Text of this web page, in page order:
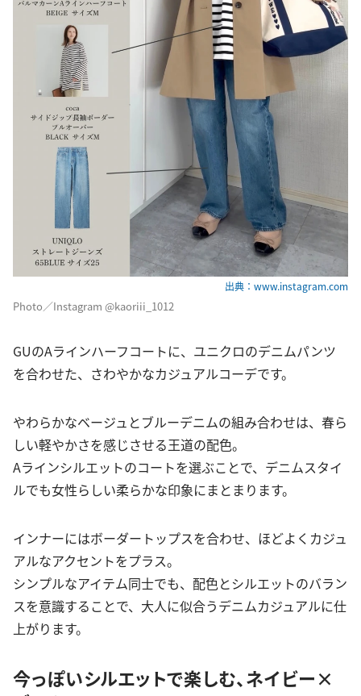
出典：www.instagram.com
Photo／Instagram @kaoriii_1012
GUのAラインハーフコートに、ユニクロのデニムパンツ
を合わせた、さわやかなカジュアルコーデです。
やわらかなベージュとブルーデニムの組み合わせは、春ら
しい軽やかさを感じさせる王道の配色。
Aラインシルエットのコートを選ぶことで、デニムスタイ
ルでも女性らしい柔らかな印象にまとまります。
インナーにはボーダートップスを合わせ、ほどよくカジュ
アルなアクセントをプラス。
シンプルなアイテム同士でも、配色とシルエットのバラン
スを意識することで、大人に似合うデニムカジュアルに仕
上がります。
今っぽいシルエットで楽しむ、ネイビー×